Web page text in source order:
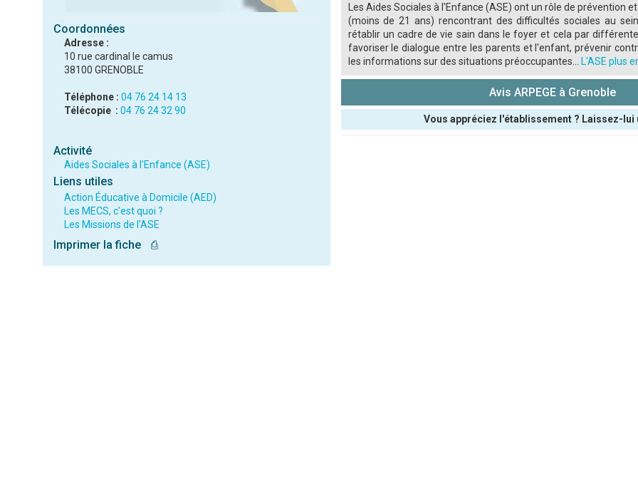
Coordonnées
Adresse :
10 rue cardinal le camus
38100 GRENOBLE
Téléphone : 04 76 24 14 13
Télécopie : 04 76 24 32 90
Activité
Aides Sociales à l'Enfance (ASE)
Liens utiles
Action Éducative à Domicile (AED)
Les MECS, c'est quoi ?
Les Missions de l'ASE
Imprimer la fiche ⎙
Les Aides Sociales à l'Enfance (ASE) ont un rôle de prévention
(moins de 21 ans) rencontrant des difficultés sociales au
rétablir un cadre de vie sain dans le foyer et cela par
favoriser le dialogue entre les parents et l'enfant, prévenir
les informations sur des situations préoccupantes...
L'ASE plus
Avis ARPEGE à Grenoble
Vous appréciez l'établissement ? Laissez-lui